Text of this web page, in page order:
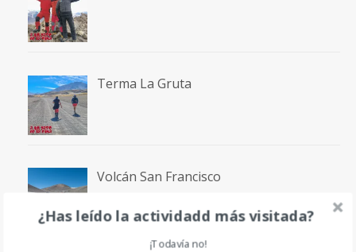
Terma La Gruta
Volcán San Francisco
¿Has leído la actividadd más visitada?
¡Todavía no!